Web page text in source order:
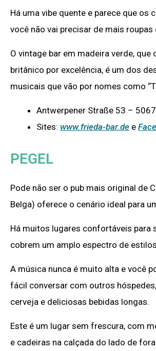
Há uma vibe quente e parece que
você não vai precisar de mais roupas
O vintage bar em madeira verde,
britânico por excelência, é um dos
musicais que vão por nomes como
Antwerpener Straße 53 –
Sites: www.frieda-bar.de e
PEGEL
Pode não ser o pub mais original de
Belga) oferece o cenário ideal para
Há muitos lugares confortáveis ​​para
cobrem um amplo espectro de
A música nunca é muito alta e você
fácil conversar com outros
cerveja e deliciosas bebidas longas.
Este é um lugar sem frescura, com
e cadeiras na calçada do lado de fora.